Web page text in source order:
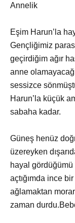
Annelik
Eşim Harun’la
Gençliğimiz
geçirdiğim ağır
anne
sessizce
Harun’la küçük
sabaha kadar.
Güneş henüz
üzereyken
hayal gördüğümü
açtığımda ince bir
ağlamaktan
zaman